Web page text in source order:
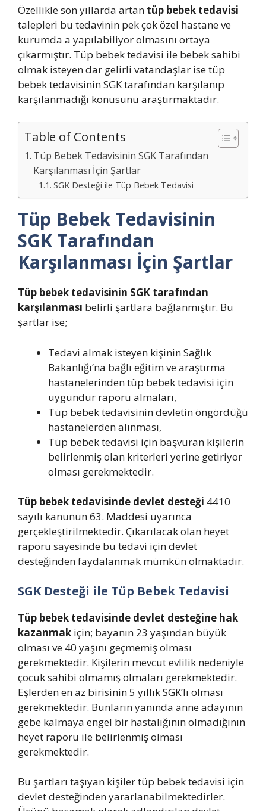
Özellikle son yıllarda artan tüp bebek tedavisi
talepleri bu tedavinin pek çok özel hastane ve
kurumda a yapılabiliyor olmasını ortaya
çıkarmıştır. Tüp bebek tedavisi ile bebek sahibi
olmak isteyen dar gelirli vatandaşlar ise tüp
bebek tedavisinin SGK tarafından karşılanıp
karşılanmadığı konusunu araştırmaktadır.
Table of Contents
Tüp Bebek Tedavisinin SGK Tarafından
Karşılanması İçin Şartlar
SGK Desteği ile Tüp Bebek Tedavisi
Tüp Bebek Tedavisinin
SGK Tarafından
Karşılanması İçin Şartlar
Tüp bebek tedavisinin SGK tarafından
karşılanması belirli şartlara bağlanmıştır. Bu
şartlar ise;
Tedavi almak isteyen kişinin Sağlık
Bakanlığı’na bağlı eğitim ve araştırma
hastanelerinden tüp bebek tedavisi için
uygundur raporu almaları,
Tüp bebek tedavisinin devletin öngördüğü
hastanelerden alınması,
Tüp bebek tedavisi için başvuran kişilerin
belirlenmiş olan kriterleri yerine getiriyor
olması gerekmektedir.
Tüp bebek tedavisinde devlet desteği 4410
sayılı kanunun 63. Maddesi uyarınca
gerçekleştirilmektedir. Çıkarılacak olan heyet
raporu sayesinde bu tedavi için devlet
desteğinden faydalanmak mümkün olmaktadır.
SGK Desteği ile Tüp Bebek Tedavisi
Tüp bebek tedavisinde devlet desteğine hak
kazanmak için; bayanın 23 yaşından büyük
olması ve 40 yaşını geçmemiş olması
gerekmektedir. Kişilerin mevcut evlilik nedeniyle
çocuk sahibi olmamış olmaları gerekmektedir.
Eşlerden en az birisinin 5 yıllık SGK’lı olması
gerekmektedir. Bunların yanında anne adayının
gebe kalmaya engel bir hastalığının olmadığının
heyet raporu ile belirlenmiş olması
gerekmektedir.
Bu şartları taşıyan kişiler tüp bebek tedavisi için
devlet desteğinden yararlanabilmektedirler.